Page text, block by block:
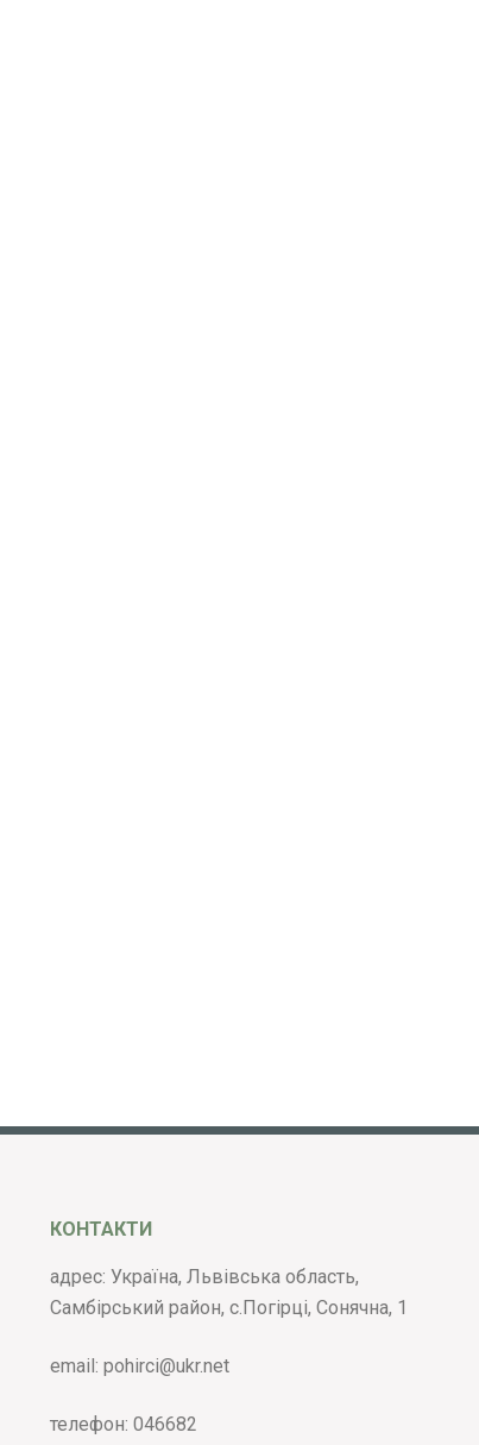
КОНТАКТИ
адрес: Україна, Львівська область,
Самбірський район, с.Погірці, Сонячна, 1
email: pohirci@ukr.net
телефон: 046682